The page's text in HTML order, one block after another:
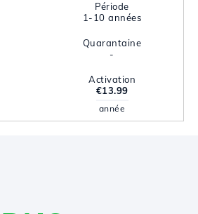
Période
1-10 années
Quarantaine
-
Activation
€13.99
année